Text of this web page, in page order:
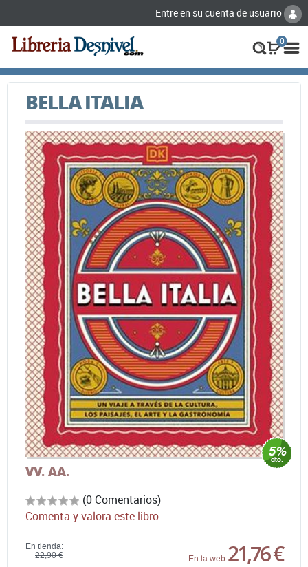
Entre en su cuenta de usuario
0
BELLA ITALIA
VV. AA.
(0 Comentarios)
Comenta y valora este libro
En tienda:
22,90 €
En la web:21,76 €